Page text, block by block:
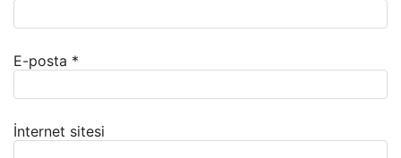
E-posta *
İnternet sitesi